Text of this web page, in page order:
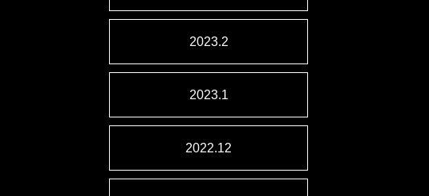
2023.2
2023.1
2022.12